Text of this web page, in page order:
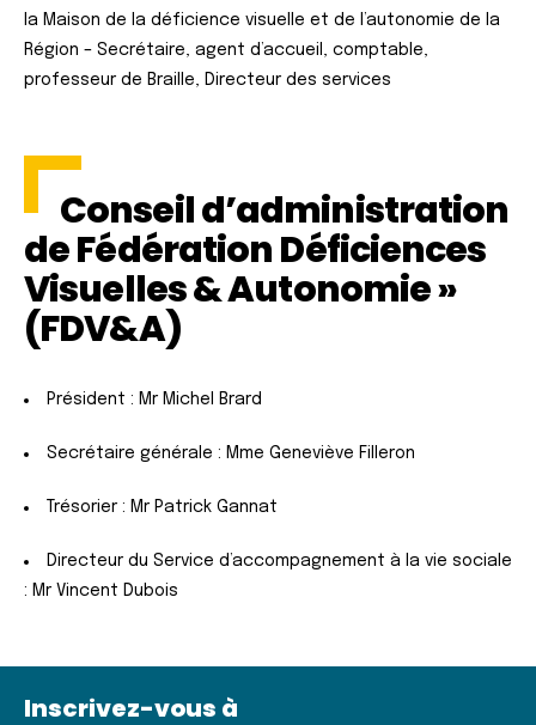
la Maison de la déficience visuelle et de l’autonomie de la
Région – Secrétaire, agent d’accueil, comptable,
professeur de Braille, Directeur des services
Conseil d’administration
deFédération Déficiences
Visuelles & Autonomie »
(FDV&A)
Président : Mr Michel Brard
Secrétaire générale : Mme Geneviève Filleron
Trésorier : Mr Patrick Gannat
Directeur du Service d’accompagnement à la vie sociale
: Mr Vincent Dubois
Inscrivez-vous à